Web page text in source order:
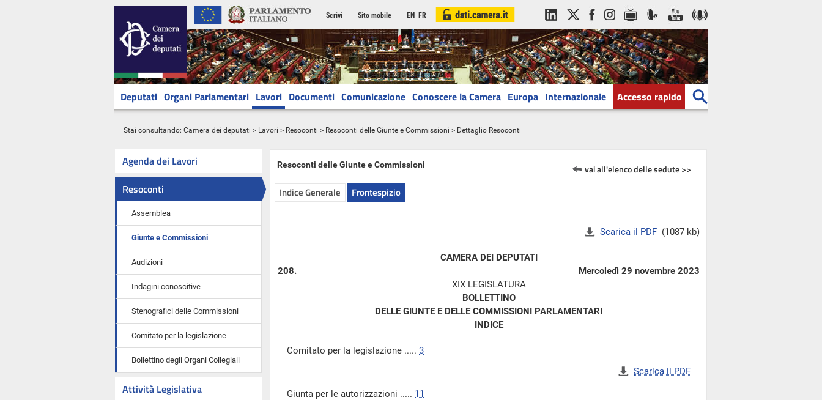
Scrivi Sito mobile EN FR
Deputati Organi Parlamentari Lavori Documenti Comunicazione Conoscere la Camera Europa Internazionale Accesso rapido
Stai consultando: Camera dei deputati > Lavori > Resoconti > Resoconti delle Giunte e Commissioni > Dettaglio Resoconti
Agenda dei Lavori
Resoconti
Assemblea
Giunte e Commissioni
Audizioni
Indagini conoscitive
Stenografici delle Commissioni
Comitato per la legislazione
Bollettino degli Organi Collegiali
Attività Legislativa
Resoconti delle Giunte e Commissioni vai all'elenco delle sedute >>
Indice Generale Frontespizio
Scarica il PDF (1087 kb)
CAMERA DEI DEPUTATI
208.
Mercoledì 29 novembre 2023
XIX LEGISLATURA
BOLLETTINO
DELLE GIUNTE E DELLE COMMISSIONI PARLAMENTARI
INDICE
Comitato per la legislazione ..... 3
Scarica il PDF
Giunta per le autorizzazioni ..... 11